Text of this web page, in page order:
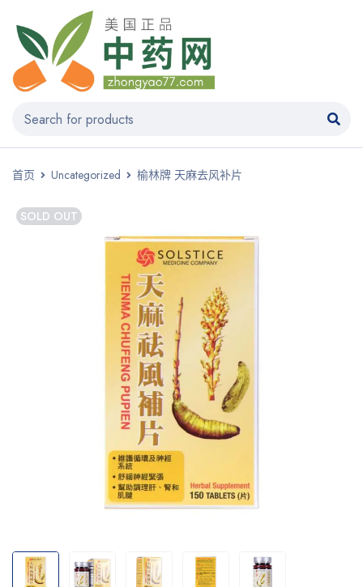
首页 Uncategorized 榆林牌 天麻去风补片
SOLD OUT